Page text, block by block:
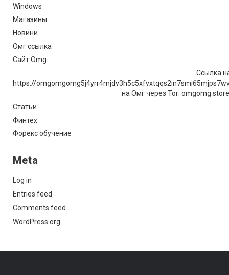
Windows
Магазины
Новини
Омг ссылка
Сайт Omg
Ссылка
https://
на Омг через Tor:
Статьи
Финтех
Форекс обучение
Meta
Log in
Entries feed
Comments feed
WordPress.org